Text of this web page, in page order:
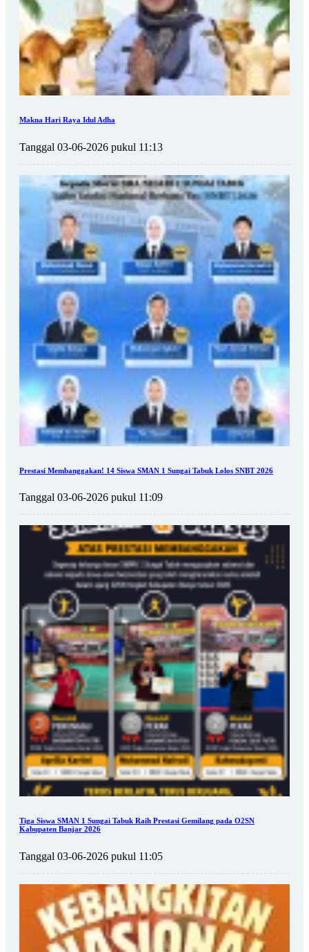
Makna Hari Raya Idul Adha
Tanggal 03-06-2026 pukul 11:13
Prestasi Membanggakan! 14 Siswa SMAN 1 Sungai Tabuk Lolos SNBT 2026
Tanggal 03-06-2026 pukul 11:09
Tiga Siswa SMAN 1 Sungai Tabuk Raih Prestasi Gemilang pada O2SN
Kabupaten Banjar 2026
Tanggal 03-06-2026 pukul 11:05